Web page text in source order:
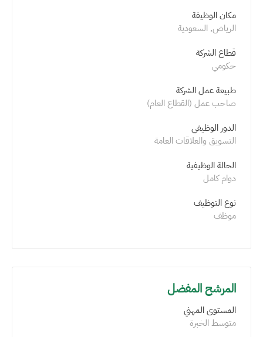
مكان الوظيفة
الرياض, السعودية
قطاع الشركة
حكومي
طبيعة عمل الشركة
صاحب عمل (القطاع العام)
الدور الوظيفي
التسويق والعلاقات العامة
الحالة الوظيفية
دوام كامل
نوع التوظيف
موظف
المرشح المفضل
المستوى المهني
متوسط الخبرة